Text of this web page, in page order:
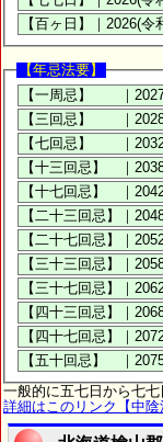
【年忌法要】
一般的に五七日から七七
詳細はこのリンク【中